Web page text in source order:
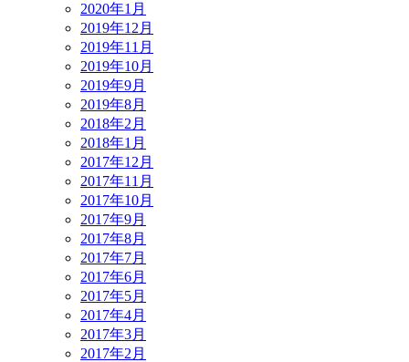
2020年1月
2019年12月
2019年11月
2019年10月
2019年9月
2019年8月
2018年2月
2018年1月
2017年12月
2017年11月
2017年10月
2017年9月
2017年8月
2017年7月
2017年6月
2017年5月
2017年4月
2017年3月
2017年2月